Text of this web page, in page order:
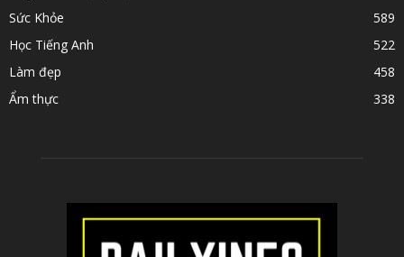
Sức Khỏe
589
Học Tiếng Anh
522
Làm đẹp
458
Ẩm thực
338